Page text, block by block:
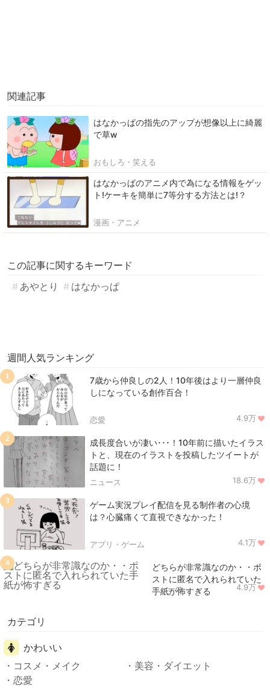
関連記事
はなかっぱの指先のアップが想像以上に綺麗
で草w
おもしろ・笑える
はなかっぱのアニメ内で為になる情報をゲッ
ト!ケーキを簡単に7等分する方法とは!？
漫画・アニメ
この記事に関するキーワード
あやとり
はなかっぱ
週間人気ランキング
7歳から仲良しの2人！10年後はより一層仲良
しになっている創作百合！
恋愛 4.9万
1
成長度合いが凄い･･･！10年前に描いたイラス
トと、現在のイラストを投稿したツイートが
話題に！
ニュース 18.6万
2
ゲーム実況プレイ配信を見る制作者の心境
は？心臓痛くて直視できなかった！
アプリ・ゲーム 4.1万
3
どちらが非常識なのか・・ポ
ストに匿名で入れられていた
手紙が怖すぎる
ニュース 4.9万
4
カテゴリ
かわいい
コスメ・メイク
美容・ダイエット
恋愛